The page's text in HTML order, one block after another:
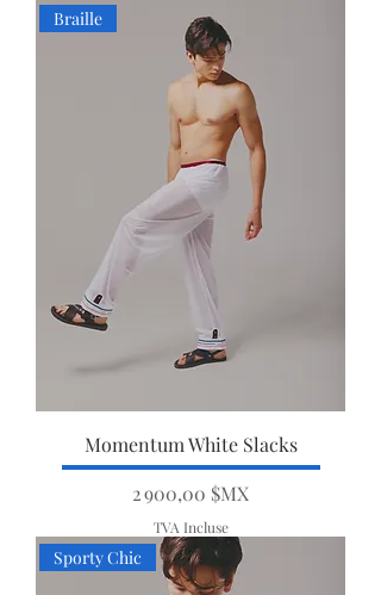
Braille
Momentum White Slacks
Prix
2 900,00 $MX
TVA Incluse
Sporty Chic